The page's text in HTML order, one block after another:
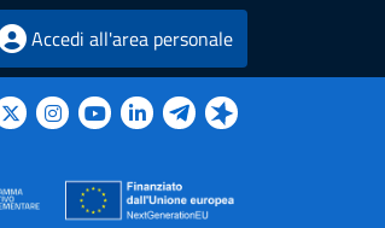
Accedi all'area personale